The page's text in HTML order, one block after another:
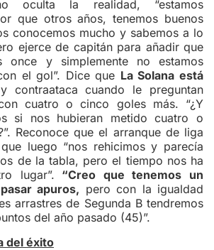
oculta la realidad, “estamos
que otros años, tenemos buenos
conocemos mucho y sabemos a lo
ejerce de capitán para añadir que
once y simplemente no estamos
el gol”. Dice que La Solana está
y contraataca cuando le preguntan
cuatro o cinco goles más. “¿Y
si nos hubieran metido cuatro o
Reconoce que el arranque de liga
luego “nos rehicimos y parecía
de la tabla, pero el tiempo nos ha
lugar”. “Creo que tenemos un
apuros, pero con la igualdad
arrastres de Segunda B tendremos
del año pasado (45)”.
del éxito